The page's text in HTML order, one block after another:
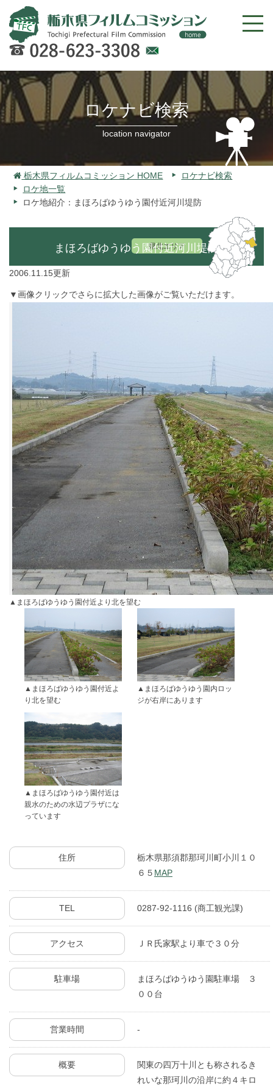
での
お問
い合
わせ
ロケナビ検索
location navigator
栃木県フィルムコミッション HOME
ロケナビ検索
ロケ地一覧
ロケ地紹介：まほろばゆうゆう園付近河川堤防
まほろばゆうゆう園付近河川堤防
県北エリア
2006.11.15更新
▼画像クリックでさらに拡大した画像がご覧いただけます。
まほろばゆうゆう園付近より北を望む
まほろばゆうゆう園付近よ
り北を望む
まほろばゆうゆう園内ロッ
ジが右岸にあります
まほろばゆうゆう園付近は
親水のための水辺プラザにな
っています
住所
栃木県那須郡那珂川町小川１０
６５ MAP
TEL 0287-92-1116 (商工観光課)
アクセス ＪＲ氏家駅より車で３０分
駐車場
まほろばゆうゆう園駐車場 ３
００台
営業時間 -
概要
関東の四万十川とも称されるき
れいな那珂川の沿岸に約４キロ